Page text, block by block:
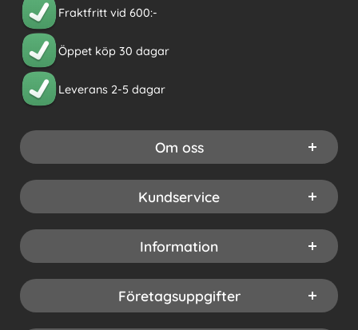
Fraktfritt vid 600:-
Öppet köp 30 dagar
Leverans 2-5 dagar
Om oss
Kundservice
Information
Företagsuppgifter